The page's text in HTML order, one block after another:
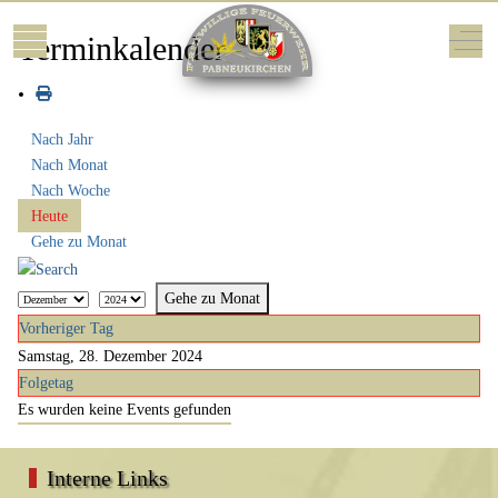
Mobile Menu Toggle Off-
Terminkalender
Nach Jahr
Nach Monat
Nach Woche
Heute
Gehe zu Monat
Gehe zu Monat
Vorheriger Tag
Samstag, 28. Dezember 2024
Folgetag
Es wurden keine Events gefunden
Interne Links